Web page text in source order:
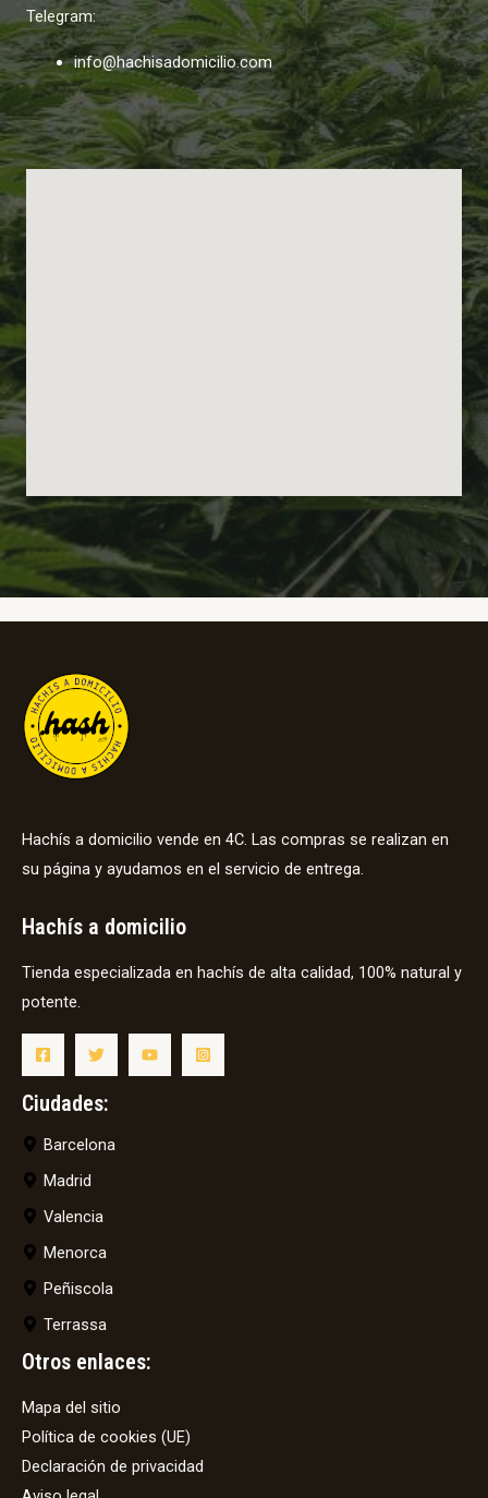
Telegram:
info@hachisadomicilio.com
Hachís a domicilio vende en 4C. Las compras se realizan en
su página y ayudamos en el servicio de entrega.
Hachís a domicilio
Tienda especializada en hachís de alta calidad, 100% natural y
potente.
Ciudades:
Barcelona
Madrid
Valencia
Menorca
Peñiscola
Terrassa
Otros enlaces:
Mapa del sitio
Política de cookies (UE)
Declaración de privacidad